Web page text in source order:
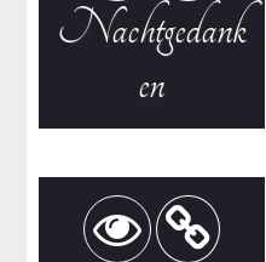
Nachtgedank
en